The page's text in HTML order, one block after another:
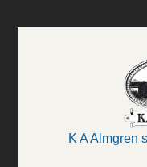
K A Almgren